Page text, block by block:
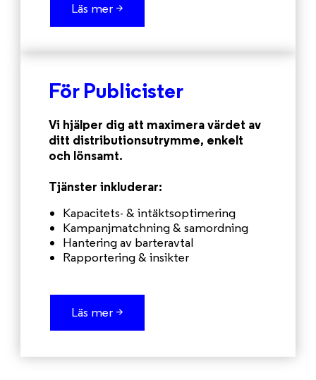
Läs mer >
För Publicister
Vi hjälper dig att maximera värdet av
ditt distributionsutrymme, enkelt
och lönsamt.
Tjänster inkluderar:
Kapacitets- & intäktsoptimering
Kampanjmatchning & samordning
Hantering av barteravtal
Rapportering & insikter
Läs mer >